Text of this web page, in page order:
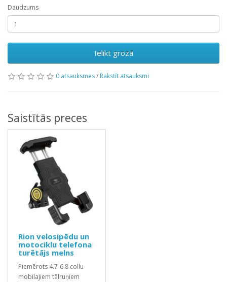
Daudzums
Ielikt grozā
0 atsauksmes/ Rakstīt atsauksmi
Saistītās preces
Rion velosipēdu un
motociklu telefona
turētājs melns
Piemērots 4.7-6.8 collu
mobilajiem tālruņiem